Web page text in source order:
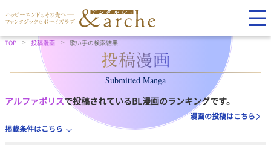
TOP 投稿漫画 歌い手の検索結果
Submitted Manga
アルファポリスで投稿されているBL漫画のランキングです。
漫画の投稿はこちら
掲載条件はこちら